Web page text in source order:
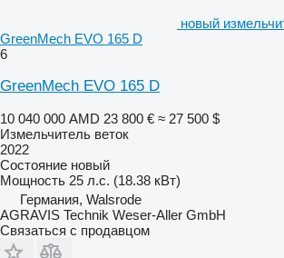
новый
GreenMech EVO 165 D
6
GreenMech EVO 165 D
10 040 000 AMD 23 800 € ≈ 27 500 $
Измельчитель веток
2022
Состояние новый
Мощность 25 л.с. (18.38 кВт)
Германия, Walsrode
AGRAVIS Technik Weser-Aller GmbH
Связаться с продавцом